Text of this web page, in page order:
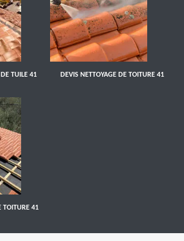
TUILE 41 DEVIS NETTOYAGE DE TOITURE 41
TOITURE 41